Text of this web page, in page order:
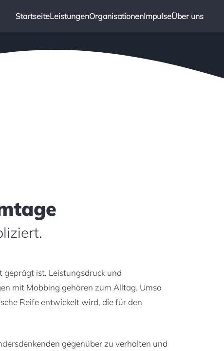
StartseiteLeistungenOrganisationenImpulseÜber uns
ist. Leistungsdruck und
mit Mobbing gehören zum Alltag. Umso
Reife entwickelt wird, die für den
gegenüber zu verhalten und